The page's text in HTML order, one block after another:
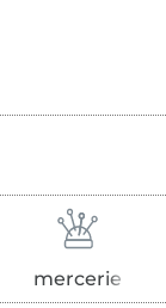
mercerie